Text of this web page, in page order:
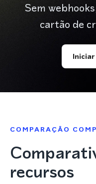
Sem
cartão de
COMPARAÇÃO
recursos